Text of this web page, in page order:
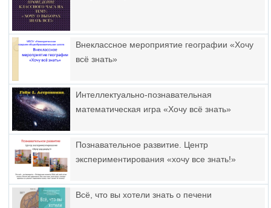
Внеклассное мероприятие географии «Хочу
всё знать»
Интеллектуально-познавательная
математическая игра «Хочу всё знать»
Познавательное развитие. Центр
экспериментирования «хочу все знать!»
Всё, что вы хотели знать о печени